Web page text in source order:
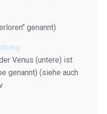
genannt)
Venus (untere) ist
genannt) (siehe auch